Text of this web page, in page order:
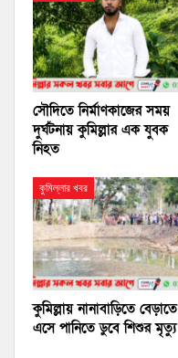
সৌদিতে নির্মাণকাজের সময়
দুর্ঘটনায় কুমিল্লার এক যুবক
নিহত
কুমিল্লার খবর
কুমিল্লায় নানাবাড়িতে বেড়াতে
এসে পানিতে ডুবে শিশুর মৃত্যু